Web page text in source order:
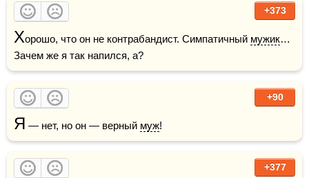
+373
Хорошо, что он не контрабандист. Симпатичный мужик…
Зачем же я так напился, а?
+90
Я — нет, но он — верный муж!
+377